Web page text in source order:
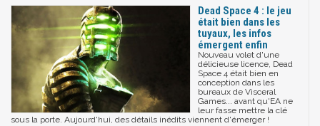
Dead Space 4 : le jeu
était bien dans les
tuyaux, les infos
émergent enfin
Nouveau volet d'une
délicieuse licence, Dead
Space 4 était bien en
conception dans les
bureaux de Visceral
Games... avant qu'EA ne
leur fasse mettre la clé
sous la porte. Aujourd'hui, des détails inédits viennent d'émerger !